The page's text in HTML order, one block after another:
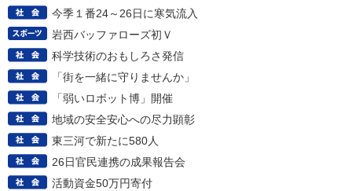
今季１番24～26日に寒気流入
岩西バッファローズ初Ｖ
科学技術のおもしろさ発信
「街を一緒に守りませんか」
「弱いロボット博」開催
地域の安全安心への尽力顕彰
東三河で新たに580人
26日官民連携の成果報告会
活動資金50万円寄付